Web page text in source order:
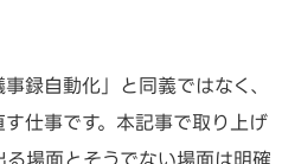
録自動化」と同義ではなく、
仕事です。本記事で取り上げ